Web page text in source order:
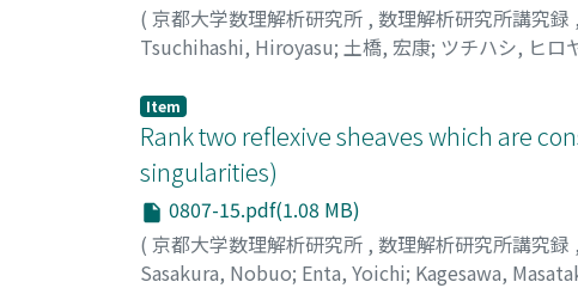
( 京都大学数理解析研究所 , 数理解析研究所講究録 ,
Tsuchihashi, Hiroyasu; 土橋, 宏康; ツチハシ, ヒロ
Item
Rank two reflexive sheaves which are
singularities)
0807-15.pdf(1.08 MB)
( 京都大学数理解析研究所 , 数理解析研究所講究録 ,
Sasakura, Nobuo; Enta, Yoichi; Kagesawa,